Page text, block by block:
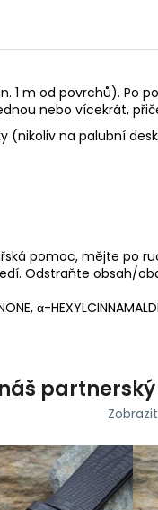
1 m od povrchů). Po
nebo vícekrát,
(nikoliv na palubní
pomoc, mějte po
Odstraňte obsah/
α-
Zobrazit